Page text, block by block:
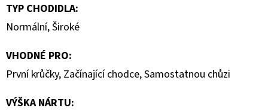
TYP CHODIDLA:
Normální,Široké
VHODNÉ PRO:
První krůčky, Začínající chodce,Samostatnou chůzi
VÝŠKA NÁRTU: